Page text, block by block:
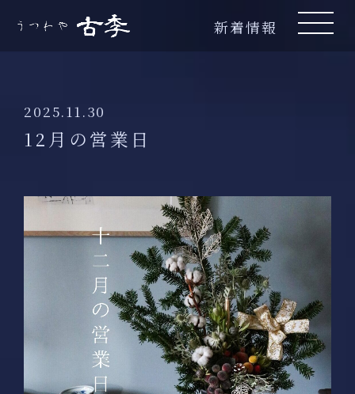
新着情報
2025.11.30
12月の営業日